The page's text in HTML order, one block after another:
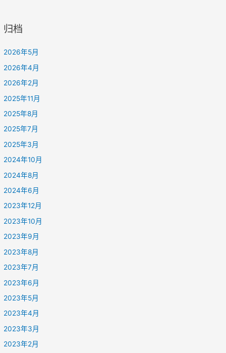
归档
2026年5月
2026年4月
2026年2月
2025年11月
2025年8月
2025年7月
2025年3月
2024年10月
2024年8月
2024年6月
2023年12月
2023年10月
2023年9月
2023年8月
2023年7月
2023年6月
2023年5月
2023年4月
2023年3月
2023年2月